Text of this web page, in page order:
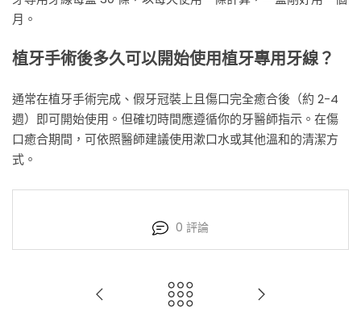
月。
植牙手術後多久可以開始使用植牙專用牙線？
通常在植牙手術完成、假牙冠裝上且傷口完全癒合後（約 2-4
週）即可開始使用。但確切時間應遵循你的牙醫師指示。在傷
口癒合期間，可依照醫師建議使用漱口水或其他溫和的清潔方
式。
0 評論